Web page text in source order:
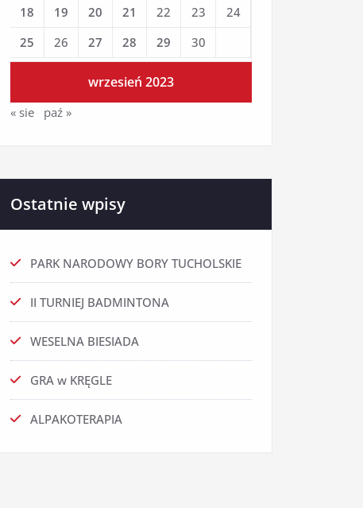
wrzesień 2023
18
19 20 21 22 23
24
25
26 27 28 29 30
« sie paź »
Ostatnie wpisy
PARK NARODOWY BORY TUCHOLSKIE
II TURNIEJ BADMINTONA
WESELNA BIESIADA
GRA w KRĘGLE
ALPAKOTERAPIA